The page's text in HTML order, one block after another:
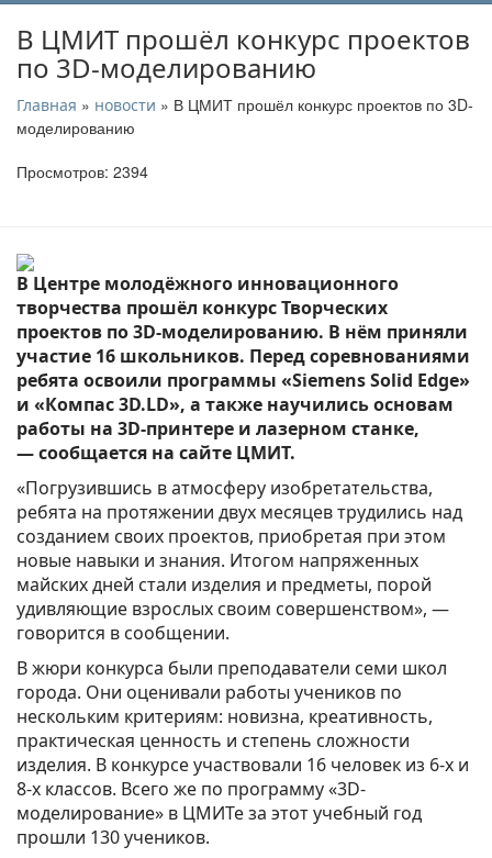
В ЦМИТ прошёл конкурс проектов
по 3D-моделированию
Главная » новости » В ЦМИТ прошёл конкурс проектов по 3D-
моделированию
Просмотров: 2394
В Центре молодёжного инновационного
творчества прошёл конкурс Творческих
проектов по 3D-моделированию. В нём приняли
участие 16 школьников. Перед соревнованиями
ребята освоили программы «Siemens Solid Edge»
и «Компас 3D.LD», а также научились основам
работы на 3D-принтере и лазерном станке,
—сообщается на сайте ЦМИТ.
«Погрузившись в атмосферу изобретательства,
ребята на протяжении двух месяцев трудились над
созданием своих проектов, приобретая при этом
новые навыки и знания. Итогом напряженных
майских дней стали изделия и предметы, порой
удивляющие взрослых своим совершенством», —
говорится в сообщении.
В жюри конкурса были преподаватели семи школ
города. Они оценивали работы учеников по
нескольким критериям: новизна, креативность,
практическая ценность и степень сложности
изделия. В конкурсе участвовали 16 человек из 6-х и
8-х классов. Всего же по программу «3D-
моделирование» в ЦМИТе за этот учебный год
прошли 130 учеников.